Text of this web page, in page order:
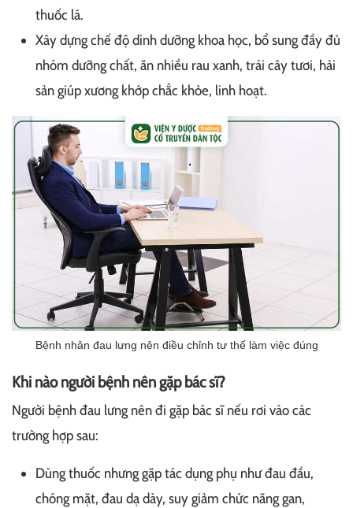
thuốc lá.
Xây dựng chế độ dinh dưỡng khoa học, bổ sung đầy đủ
nhóm dưỡng chất, ăn nhiều rau xanh, trái cây tươi, hải
sản giúp xương khớp chắc khỏe, linh hoạt.
Bệnh nhân đau lưng nên điều chỉnh tư thế làm việc đúng
Khi nào người bệnh nên gặp bác sĩ?
Người bệnh đau lưng nên đi gặp bác sĩ nếu rơi vào các
trường hợp sau:
Dùng thuốc nhưng gặp tác dụng phụ như đau đầu,
chóng mặt, đau dạ dày, suy giảm chức năng gan,